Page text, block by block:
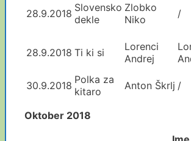
28.9.2018 Slovensko
dekle
Zlobko
Niko
/
28.9.2018 Ti ki si
Lorenci
Andrej
30.9.2018 Polka za
kitaro
Anton Škrlj /
Oktober 2018